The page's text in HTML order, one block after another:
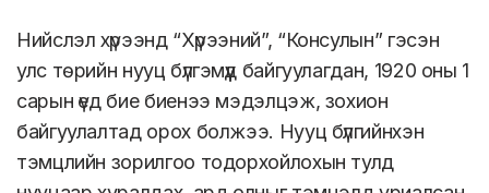
Нийслэл хүрээнд “Хүрээний”, “Консулын” гэсэн
улс төрийн нууц бүлгэмүүд байгуулагдан, 1920 оны 1
сарын үед бие биенээ мэдэлцэж, зохион
байгуулалтад орох болжээ. Нууц бүлгийнхэн
тэмцлийн зорилгоо тодорхойлохын тулд